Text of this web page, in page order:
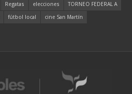
Regatas elecciones
TORNEO FEDERAL A
fútbol local cine San Martín